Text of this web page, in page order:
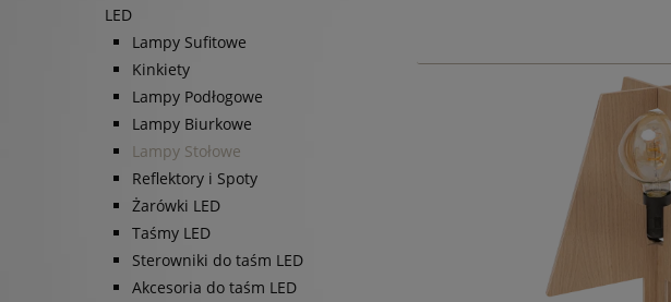
LED
Lampy Sufitowe
Kinkiety
Lampy Podłogowe
Lampy Biurkowe
Lampy Stołowe
Reflektory i Spoty
Żarówki LED
Taśmy LED
Sterowniki do taśm LED
Akcesoria do taśm LED